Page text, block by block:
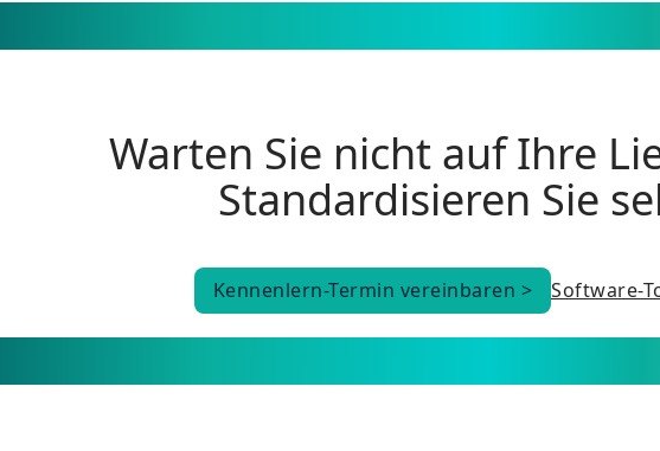
Warten Sie nicht auf Ihre
Standardisieren Sie
Kennenlern-Termin vereinbaren >
Kennenlern-Termin vereinbaren >
Software-